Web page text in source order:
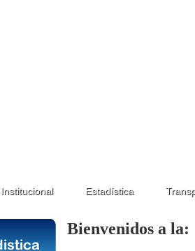
Institucional Estadística
Bienvenidos a la: